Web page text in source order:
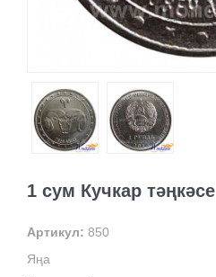
1 сум Кучкар тәңкәсе
Артикул: 850
Яңа